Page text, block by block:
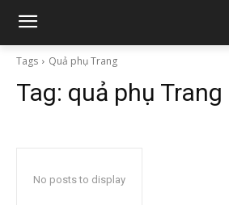
Tags Quả phụ Trang
Tag: quả phụ Trang
No posts to display